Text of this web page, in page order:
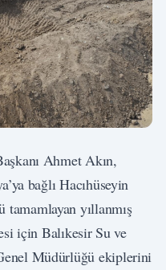
Ahmet Akın,
bağlı Hacıhüseyin
yıllanmış
için Balıkesir Su ve
Müdürlüğü ekiplerini